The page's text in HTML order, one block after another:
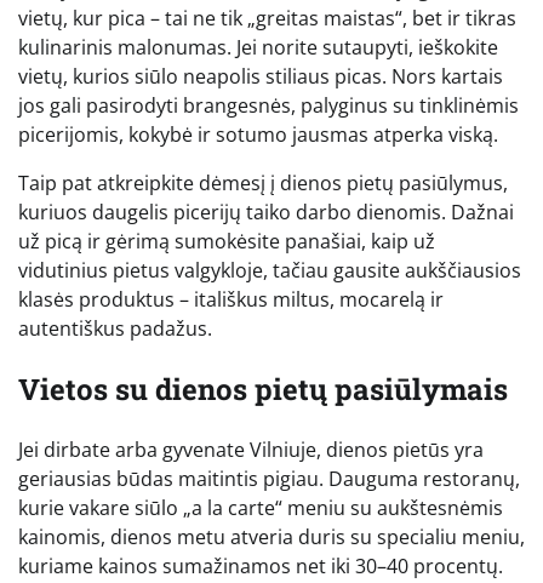
vietų, kur pica – tai ne tik „greitas maistas“, bet ir tikras
kulinarinis malonumas. Jei norite sutaupyti, ieškokite
vietų, kurios siūlo neapolis stiliaus picas. Nors kartais
jos gali pasirodyti brangesnės, palyginus su tinklinėmis
picerijomis, kokybė ir sotumo jausmas atperka viską.
Taip pat atkreipkite dėmesį į dienos pietų pasiūlymus,
kuriuos daugelis picerijų taiko darbo dienomis. Dažnai
už picą ir gėrimą sumokėsite panašiai, kaip už
vidutinius pietus valgykloje, tačiau gausite aukščiausios
klasės produktus – itališkus miltus, mocarelą ir
autentiškus padažus.
Vietos su dienos pietų pasiūlymais
Jei dirbate arba gyvenate Vilniuje, dienos pietūs yra
geriausias būdas maitintis pigiau. Dauguma restoranų,
kurie vakare siūlo „a la carte“ meniu su aukštesnėmis
kainomis, dienos metu atveria duris su specialiu meniu,
kuriame kainos sumažinamos net iki 30–40 procentų.